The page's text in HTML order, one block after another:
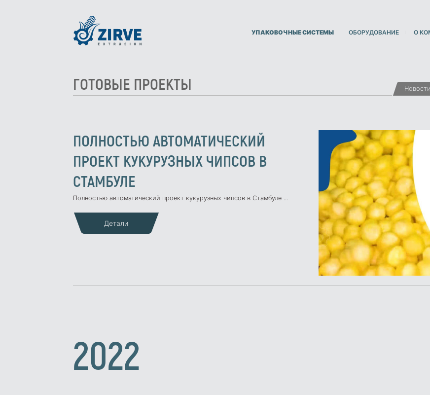
УПАКОВОЧНЫЕ СИСТЕМЫ ОБОРУДОВАНИЕ О
ГОТОВЫЕ ПРОЕКТЫ Новости
ПОЛНОСТЬЮ АВТОМАТИЧЕСКИЙ
ПРОЕКТ КУКУРУЗНЫХ ЧИПСОВ В
СТАМБУЛЕ
Полностью автоматический проект кукурузных чипсов в Стамбуле ...
Детали
2022